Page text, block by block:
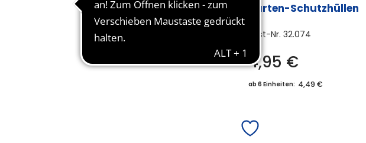
Karten-Schutzhüllen
Best-Nr.32.074
4,95 €
ab 6 Einheiten: 4,49 €